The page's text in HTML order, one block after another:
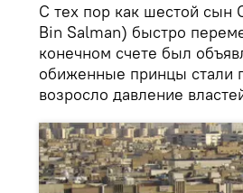
С тех пор как шестой
Bin Salman) быстро
конечном счете был
обиженные принцы стали
возросло давление